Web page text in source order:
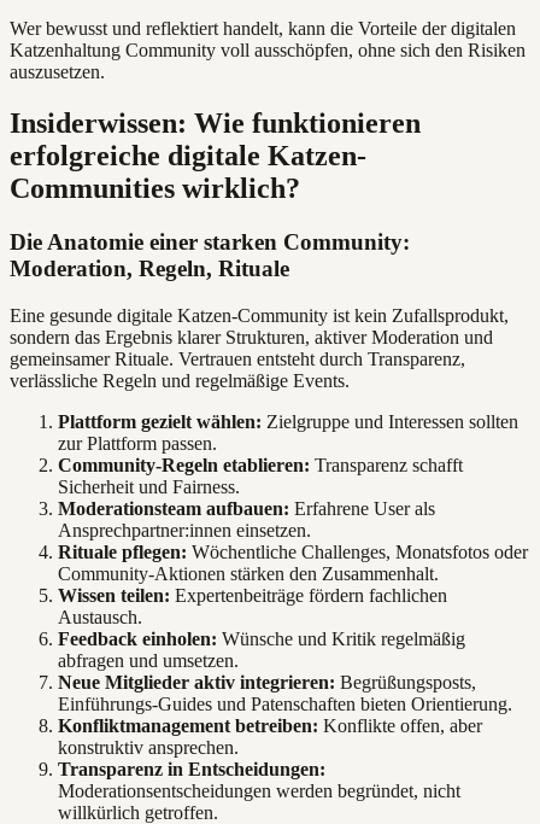
Wer bewusst und reflektiert handelt, kann die Vorteile der digitalen
Katzenhaltung Community voll ausschöpfen, ohne sich den Risiken
auszusetzen.
Insiderwissen: Wie funktionieren
erfolgreiche digitale Katzen-
Communities wirklich?
Die Anatomie einer starken Community:
Moderation, Regeln, Rituale
Eine gesunde digitale Katzen-Community ist kein Zufallsprodukt,
sondern das Ergebnis klarer Strukturen, aktiver Moderation und
gemeinsamer Rituale. Vertrauen entsteht durch Transparenz,
verlässliche Regeln und regelmäßige Events.
Plattform gezielt wählen: Zielgruppe und Interessen sollten
zur Plattform passen.
Community-Regeln etablieren: Transparenz schafft
Sicherheit und Fairness.
Moderationsteam aufbauen: Erfahrene User als
Ansprechpartner:innen einsetzen.
Rituale pflegen: Wöchentliche Challenges, Monatsfotos oder
Community-Aktionen stärken den Zusammenhalt.
Wissen teilen: Expertenbeiträge fördern fachlichen
Austausch.
Feedback einholen: Wünsche und Kritik regelmäßig
abfragen und umsetzen.
Neue Mitglieder aktiv integrieren: Begrüßungsposts,
Einführungs-Guides und Patenschaften bieten Orientierung.
Konfliktmanagement betreiben: Konflikte offen, aber
konstruktiv ansprechen.
Transparenz in Entscheidungen:
Moderationsentscheidungen werden begründet, nicht
willkürlich getroffen.